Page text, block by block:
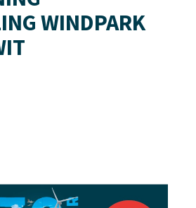
WINDPARK